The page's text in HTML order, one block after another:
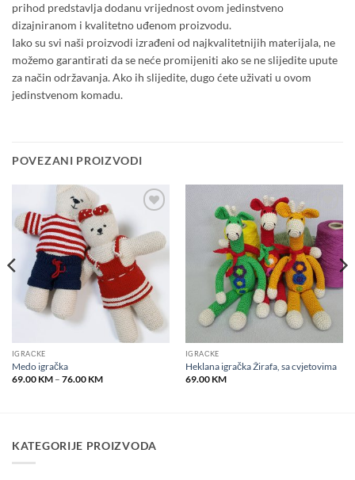
prihod predstavlja dodanu vrijednost ovom jedinstveno
dizajniranom i kvalitetno uđenom proizvodu.
Iako su svi naši proizvodi izrađeni od najkvalitetnijih materijala, ne
možemo garantirati da se neće promijeniti ako se ne slijedite upute
za način održavanja. Ako ih slijedite, dugo ćete uživati u ovom
jedinstvenom komadu.
POVEZANI PROIZVODI
wishlist
IGRAČKE
Medo igračka
69.00 KM – 76.00 KMPrice
Add to
wishlist
IGRAČKE
Heklana igračka Žirafa, sa cvjetovima
69.00 KM
KATEGORIJE PROIZVODA